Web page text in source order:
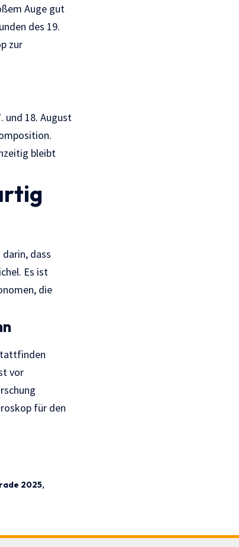
Auge gut
des 19.
zur
und 18. August
bleibt
dass
Es ist
die
vor
für den
2025